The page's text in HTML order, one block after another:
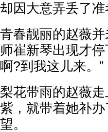
却因大意弄丢了准
青春靓丽的赵薇
师崔新琴出现才
啊?到我这儿来。”
梨花带雨的赵薇
紫，就带着她补
望。